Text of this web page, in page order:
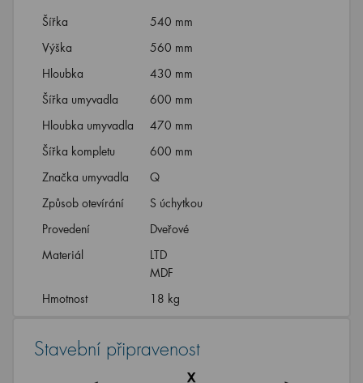
Šířka
540 mm
Výška
560 mm
Hloubka
430 mm
Šířka umyvadla
600 mm
Hloubka umyvadla
470 mm
Šířka kompletu
600 mm
Značka umyvadla
Q
Způsob otevírání
S úchytkou
Provedení
Dveřové
Materiál
LTD
MDF
Hmotnost
18 kg
Stavební připravenost